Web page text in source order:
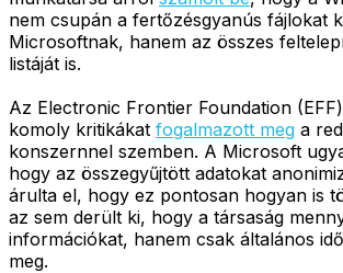
nem csupán a fertőzésgyanús fájlokat
Microsoftnak, hanem az összes
listáját is.
Az Electronic Frontier Foundation
komoly kritikákat fogalmazott meg a
konszernnel szemben. A Microsoft
hogy az összegyűjtött adatokat
árulta el, hogy ez pontosan hogyan is
az sem derült ki, hogy a társaság
információkat, hanem csak általános
meg.